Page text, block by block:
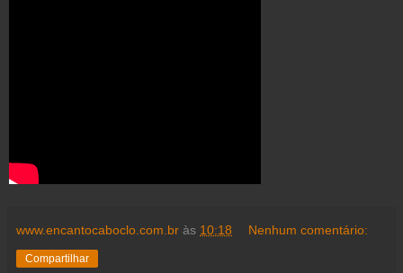
www.encantocaboclo.com.br às 10:18 Nenhum comentário:
Compartilhar